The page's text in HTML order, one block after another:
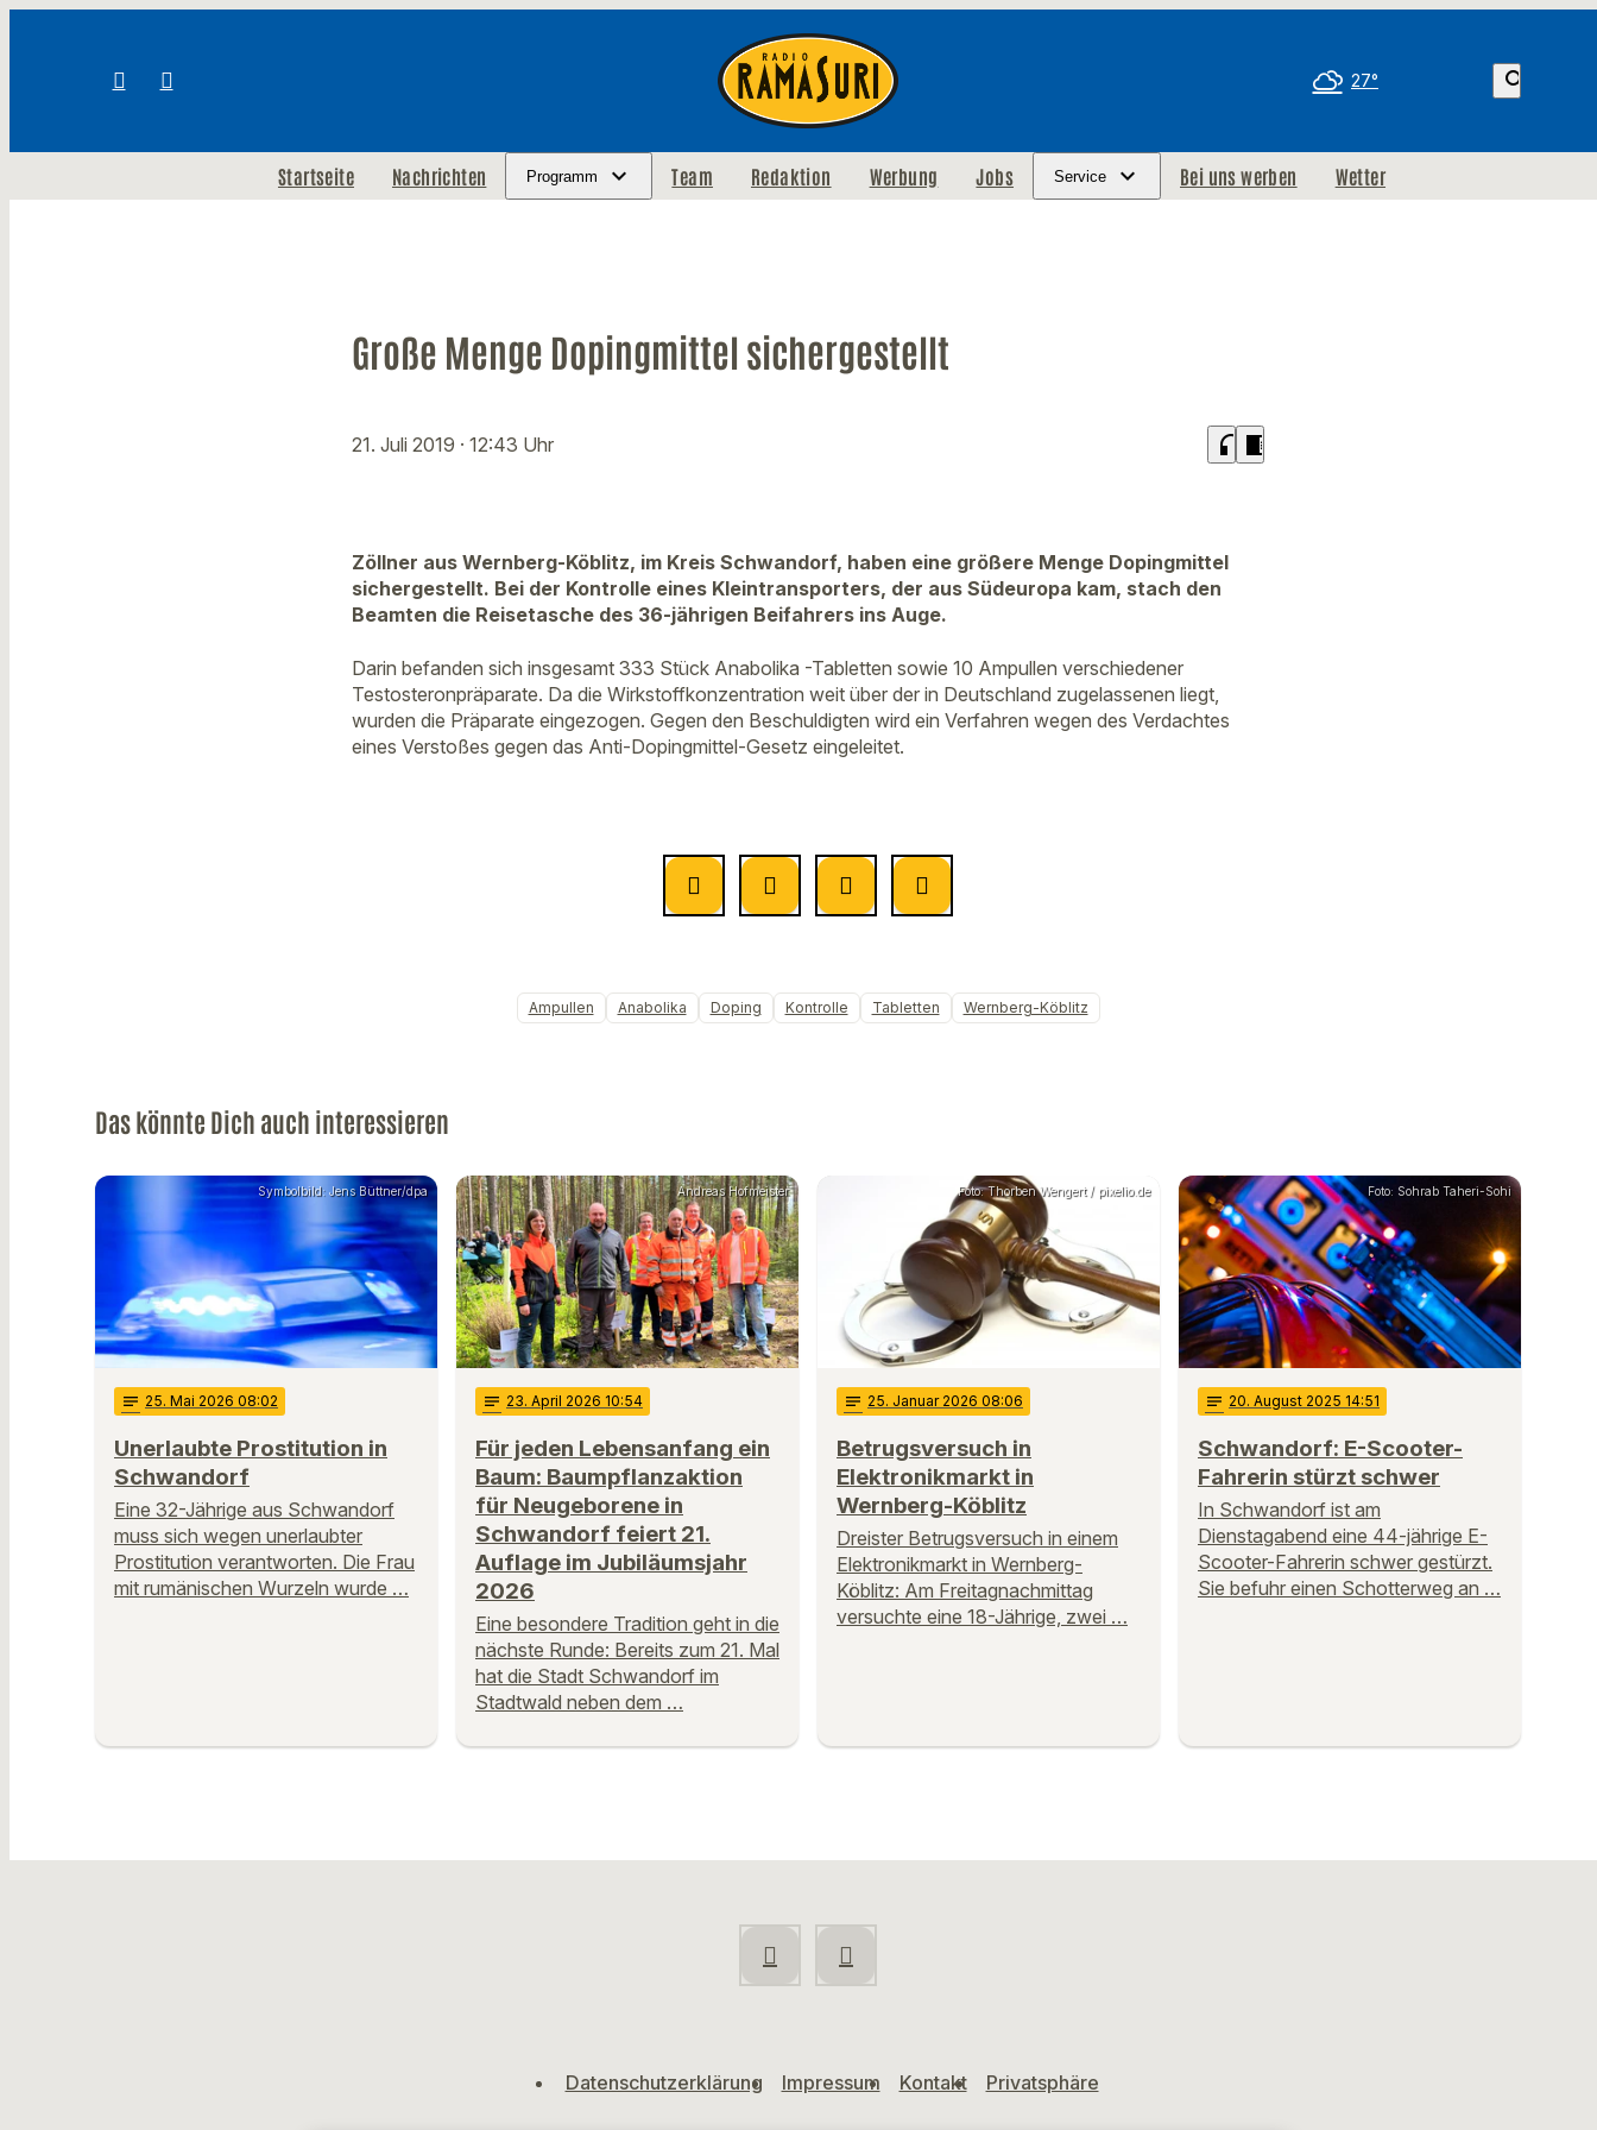
27° search
Startseite Nachrichten Programm Team Redaktion Werbung Jobs Service Bei uns werben Wetter
Große Menge Dopingmittel sichergestellt
21. Juli 2019 · 12:43 Uhr headphones chrome_reader_mode
Zöllner aus Wernberg-Köblitz, im Kreis Schwandorf, haben eine größere Menge Dopingmittel
sichergestellt. Bei der Kontrolle eines Kleintransporters, der aus Südeuropa kam, stach den
Beamten die Reisetasche des 36-jährigen Beifahrers ins Auge.
Darin befanden sich insgesamt 333 Stück Anabolika -Tabletten sowie 10 Ampullen verschiedener
Testosteronpräparate. Da die Wirkstoffkonzentration weit über der in Deutschland zugelassenen liegt,
wurden die Präparate eingezogen. Gegen den Beschuldigten wird ein Verfahren wegen des Verdachtes
eines Verstoßes gegen das Anti-Dopingmittel-Gesetz eingeleitet.
Ampullen Anabolika Doping Kontrolle Tabletten Wernberg-Köblitz
Das könnte Dich auch interessieren
Symbolbild: Jens Büttner/dpa
notes 25. Mai 2026 08:02
Unerlaubte Prostitution in
Schwandorf
Eine 32-Jährige aus Schwandorf
muss sich wegen unerlaubter
Prostitution verantworten. Die Frau
mit rumänischen Wurzeln wurde …
Andreas Hofmeister
notes 23. April 2026 10:54
Für jeden Lebensanfang ein
Baum: Baumpflanzaktion
für Neugeborene in
Schwandorf feiert 21.
Auflage im Jubiläumsjahr
2026
Eine besondere Tradition geht in die
nächste Runde: Bereits zum 21. Mal
hat die Stadt Schwandorf im
Stadtwald neben dem …
Foto: Thorben Wengert / pixelio.de
notes 25. Januar 2026 08:06
Betrugsversuch in
Elektronikmarkt in
Wernberg-Köblitz
Dreister Betrugsversuch in einem
Elektronikmarkt in Wernberg-
Köblitz: Am Freitagnachmittag
versuchte eine 18-Jährige, zwei …
Foto: Sohrab Taheri-Sohi
notes 20. August 2025 14:51
Schwandorf: E-Scooter-
Fahrerin stürzt schwer
In Schwandorf ist am
Dienstagabend eine 44-jährige E-
Scooter-Fahrerin schwer gestürzt.
Sie befuhr einen Schotterweg an …
Datenschutzerklärung Impressum Kontakt Privatsphäre